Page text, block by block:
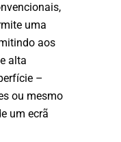
uma
aos
alta
–
ou mesmo
um ecrã